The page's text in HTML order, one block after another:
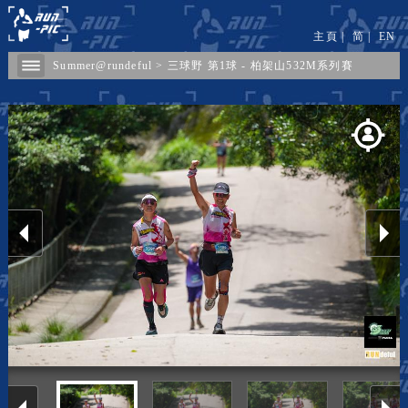
Summer@rundeful > 三球野 第1球 - 柏架山532M系列賽
主頁 | 简| EN